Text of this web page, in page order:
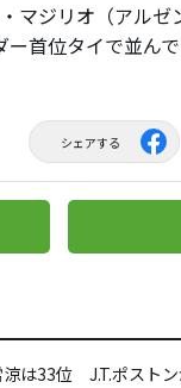
マジリオ（アルゼ
首位タイで並んで
シェアする
は33位 J.T.ポスト